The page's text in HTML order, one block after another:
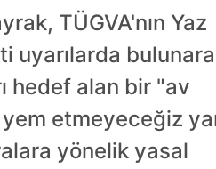
TÜGVA'nın Yaz
uyarılarda
hedef alan bir "av
yem etmeyeceğiz
yönelik yasal